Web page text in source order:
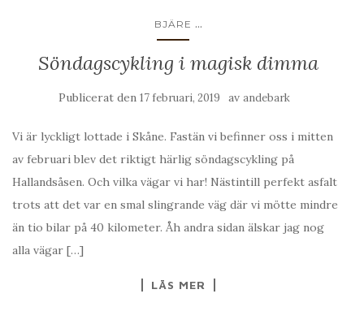
BJÄRE ...
Söndagscykling i magisk dimma
Publicerat den 17 februari, 2019 av andebark
Vi är lyckligt lottade i Skåne. Fastän vi befinner oss i mitten
av februari blev det riktigt härlig söndagscykling på
Hallandsåsen. Och vilka vägar vi har! Nästintill perfekt asfalt
trots att det var en smal slingrande väg där vi mötte mindre
än tio bilar på 40 kilometer. Åh andra sidan älskar jag nog
alla vägar […]
LÄS MER